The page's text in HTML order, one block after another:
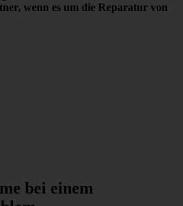
, wenn es um die Reparatur von
bei einem